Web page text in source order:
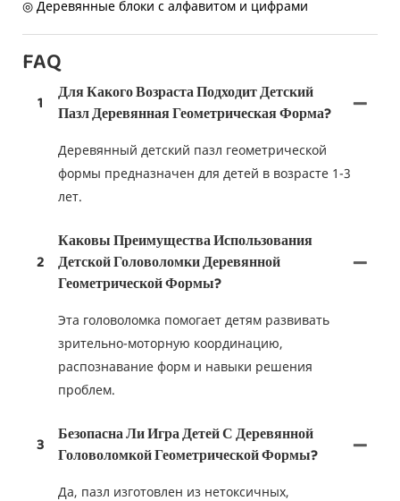
◎ Деревянные блоки с алфавитом и цифрами
FAQ
1
Для Какого Возраста Подходит Детский
Пазл Деревянная Геометрическая Форма?
Деревянный детский пазл геометрической
формы предназначен для детей в возрасте 1-3
лет.
2
Каковы Преимущества Использования
Детской Головоломки Деревянной
Геометрической Формы?
Эта головоломка помогает детям развивать
зрительно-моторную координацию,
распознавание форм и навыки решения
проблем.
3
Безопасна Ли Игра Детей С Деревянной
Головоломкой Геометрической Формы?
Да, пазл изготовлен из нетоксичных,